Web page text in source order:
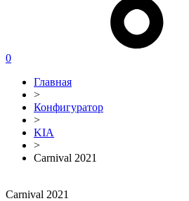
0
Главная
>
Конфигуратор
>
KIA
>
Carnival 2021
Carnival 2021